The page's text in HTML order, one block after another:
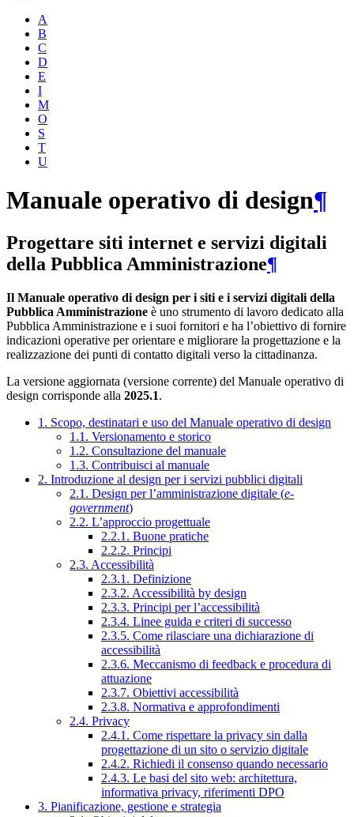
A
B
C
D
E
I
M
O
S
T
U
Manuale operativo di design¶
Progettare siti internet e servizi digitali
della Pubblica Amministrazione¶
Il Manuale operativo di design per i siti e i servizi digitali della
Pubblica Amministrazione è uno strumento di lavoro dedicato alla
Pubblica Amministrazione e i suoi fornitori e ha l’obiettivo di fornire
indicazioni operative per orientare e migliorare la progettazione e la
realizzazione dei punti di contatto digitali verso la cittadinanza.
La versione aggiornata (versione corrente) del Manuale operativo di
design corrisponde alla 2025.1.
1. Scopo, destinatari e uso del Manuale operativo di design
1.1. Versionamento e storico
1.2. Consultazione del manuale
1.3. Contribuisci al manuale
2. Introduzione al design per i servizi pubblici digitali
2.1. Design per l’amministrazione digitale (e-
government)
2.2. L’approccio progettuale
2.2.1. Buone pratiche
2.2.2. Principi
2.3. Accessibilità
2.3.1. Definizione
2.3.2. Accessibilità by design
2.3.3. Principi per l’accessibilità
2.3.4. Linee guida e criteri di successo
2.3.5. Come rilasciare una dichiarazione di
accessibilità
2.3.6. Meccanismo di feedback e procedura di
attuazione
2.3.7. Obiettivi accessibilità
2.3.8. Normativa e approfondimenti
2.4. Privacy
2.4.1. Come rispettare la privacy sin dalla
progettazione di un sito o servizio digitale
2.4.2. Richiedi il consenso quando necessario
2.4.3. Le basi del sito web: architettura,
informativa privacy, riferimenti DPO
3. Pianificazione, gestione e strategia